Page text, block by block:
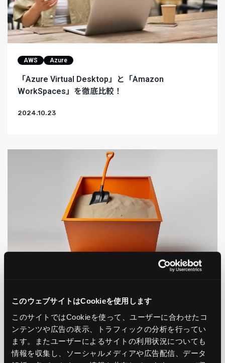
このウェブサイトはCookieを使用します
このサイトではCookieを使って、ユーザーに合わせたコ
ンテンツや広告の表示、トラフィックの分析を行ってい
ます。またユーザーによるサイトの利用状況についても
情報を収集し、ソーシャルメディアや広告配信、データ
AWS Azure
「Azure Virtual Desktop」と「Amazon
WorkSpaces」を徹底比較！
2024.10.23
Amazon Simple Email Service（SES）でSandbox
2024.09.25